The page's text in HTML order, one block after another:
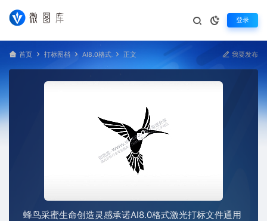
登录
首页 打标图档 AI8.0格式 正文 我要发布
蜂鸟采蜜生命创造灵感承诺AI8.0格式激光打标文件通用